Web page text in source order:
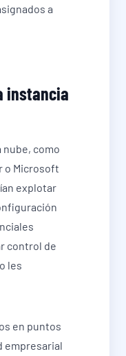
a
instancia
nube, como
o Microsoft
explotar
control de
les
en puntos
empresarial